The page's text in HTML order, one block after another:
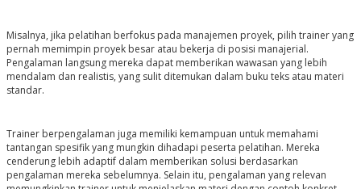
Misalnya, jika pelatihan berfokus pada manajemen proyek, pilih trainer yang
pernah memimpin proyek besar atau bekerja di posisi manajerial.
Pengalaman langsung mereka dapat memberikan wawasan yang lebih
mendalam dan realistis, yang sulit ditemukan dalam buku teks atau materi
standar.
Trainer berpengalaman juga memiliki kemampuan untuk memahami
tantangan spesifik yang mungkin dihadapi peserta pelatihan. Mereka
cenderung lebih adaptif dalam memberikan solusi berdasarkan
pengalaman mereka sebelumnya. Selain itu, pengalaman yang relevan